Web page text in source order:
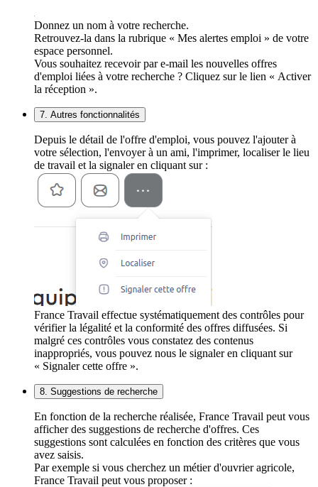
Donnez un nom à votre recherche.
Retrouvez-la dans la rubrique « Mes alertes emploi » de votre
espace personnel.
Vous souhaitez recevoir par e-mail les nouvelles offres
d'emploi liées à votre recherche ? Cliquez sur le lien « Activer
la réception ».
7. Autres fonctionnalités
Depuis le détail de l'offre d'emploi, vous pouvez l'ajouter à
votre sélection, l'envoyer à un ami, l'imprimer, localiser le lieu
de travail et la signaler en cliquant sur :
France Travail effectue systématiquement des contrôles pour
vérifier la légalité et la conformité des offres diffusées. Si
malgré ces contrôles vous constatez des contenus
inappropriés, vous pouvez nous le signaler en cliquant sur
« Signaler cette offre ».
8. Suggestions de recherche
En fonction de la recherche réalisée, France Travail peut vous
afficher des suggestions de recherche d'offres. Ces
suggestions sont calculées en fonction des critères que vous
avez saisis.
Par exemple si vous cherchez un métier d'ouvrier agricole,
France Travail peut vous proposer :